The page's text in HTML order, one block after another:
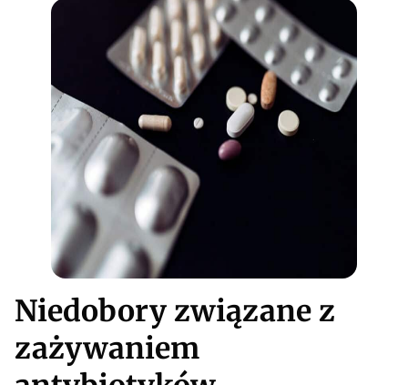
Niedobory związane z
zażywaniem